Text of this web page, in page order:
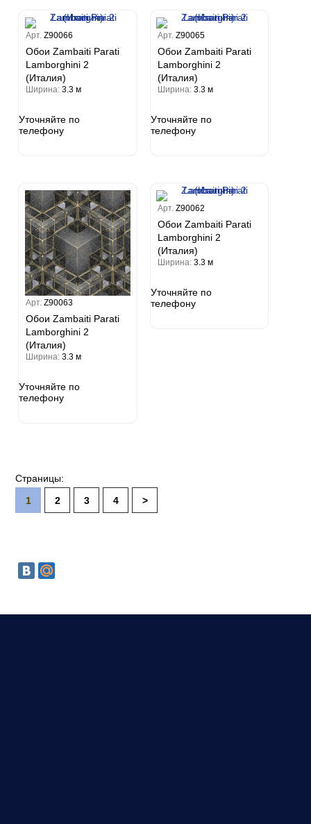
Арт.Z90066
Обои Zambaiti Parati
Lamborghini 2
(Италия)
Ширина:3.3 м
Уточняйте по
телефону
Арт. Z90065
Обои Zambaiti Parati
Lamborghini 2
(Италия)
Ширина: 3.3 м
Уточняйте по
телефону
Арт.Z90063
Обои Zambaiti Parati
Lamborghini 2
(Италия)
Ширина:3.3 м
Уточняйте по
телефону
Арт. Z90062
Обои Zambaiti Parati
Lamborghini 2
(Италия)
Ширина: 3.3 м
Уточняйте по
телефону
Страницы:
1
2 3 4 >